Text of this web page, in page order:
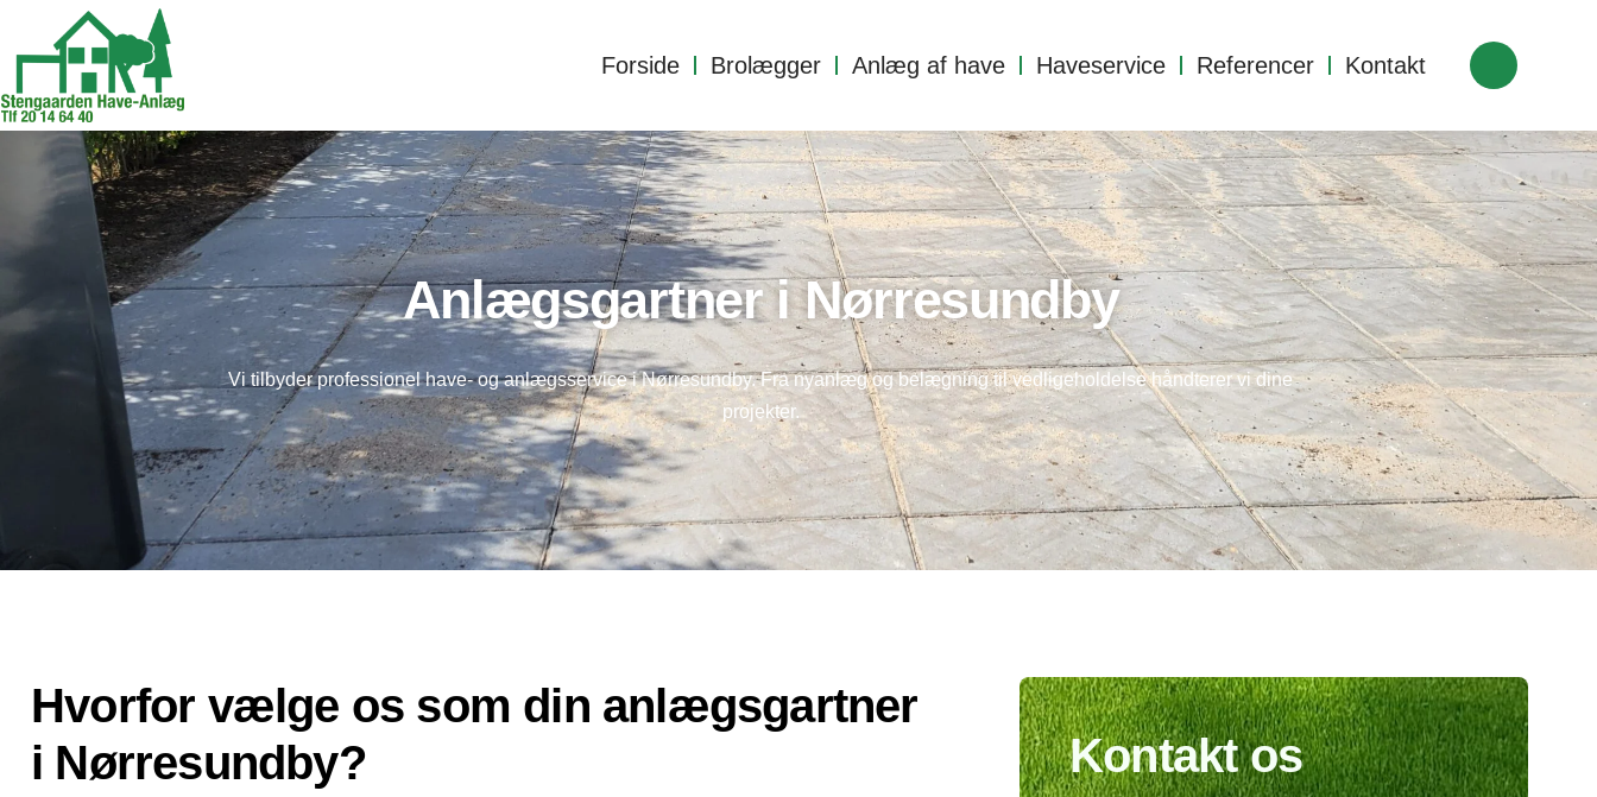
Forside Brolægger Anlæg af have Haveservice Referencer Kontakt
Anlægsgartner i Nørresundby
Vi tilbyder professionel have- og anlægsservice i Nørresundby. Fra nyanlæg og belægning til vedligeholdelse håndterer vi dine
projekter.
Hvorfor vælge os som din anlægsgartner
i Nørresundby?
Kontakt os